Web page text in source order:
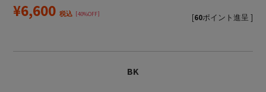
40%OFF
¥6,600 税込 [60ポイント進呈 ]
BK